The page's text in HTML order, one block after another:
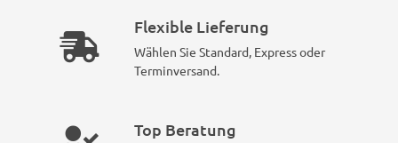
Flexible Lieferung
Wählen Sie Standard, Express oder
Terminversand.
Top Beratung